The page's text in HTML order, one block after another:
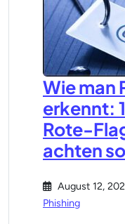
Wie man
erkennt:
Rote-
achten
August 12,
Phishing